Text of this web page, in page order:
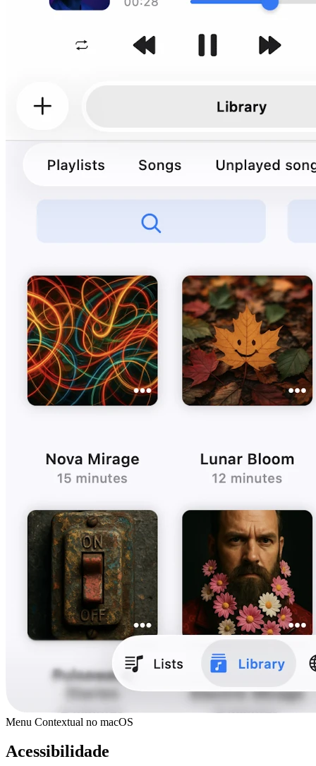
Menu Contextual no macOS
Acessibilidade